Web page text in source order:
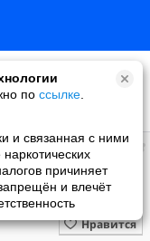
по ссылке
и связанная с ними
причиняет
и влечёт
Нравится